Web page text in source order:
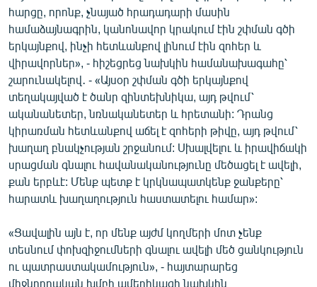
հարցը, որոնք, չնայած հրադադարի մասին
համաձայնագրին, կանոնավոր կրակում էին շփման գծի
երկայնքով, ինչի հետևանքով լինում էին զոհեր և
վիրավորներ», - հիշեցրեց նախկին համանախագահը՝
շարունակելով․ - «Այսօր շփման գծի երկայնքով
տեղակայված է ծանր զինտեխնիկա, այդ թվում՝
ականանետեր, նռնականետեր և հրետանի: Դրանց
կիրառման հետևանքով աճել է զոհերի թիվը, այդ թվում՝
խաղաղ բնակչության շրջանում: Սխալվելու և իրավիճակի
սրացման գնալու հավանականությունը մեծացել է ավելի,
քան երբևէ: Մենք պետք է կրկնապատկենք ջանքերը՝
հարատև խաղաղություն հաստատելու համար»:
«Ցավալին այն է, որ մենք այժմ կողմերի մոտ չենք
տեսնում փոխզիջումների գնալու ավելի մեծ ցանկություն
ու պատրաստակամություն», - հայտարարեց
միջնորդական խմբի ամերիկացի նախկին